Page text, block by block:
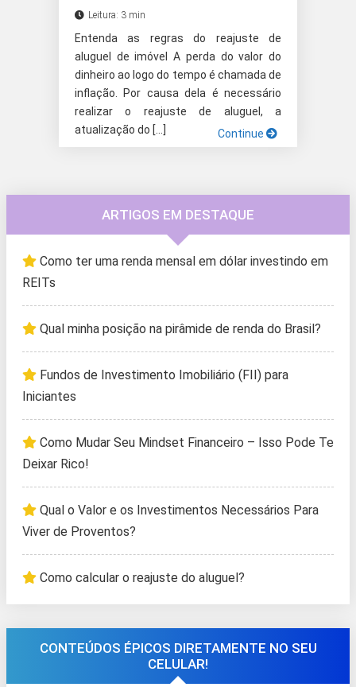
Leitura: 3 min
Entenda as regras do reajuste de
aluguel de imóvel A perda do valor do
dinheiro ao logo do tempo é chamada de
inflação. Por causa dela é necessário
realizar o reajuste de aluguel, a
atualização do […]
Continue
ARTIGOS EM DESTAQUE
Como ter uma renda mensal em dólar investindo em
REITs
Qual minha posição na pirâmide de renda do Brasil?
Fundos de Investimento Imobiliário (FII) para
Iniciantes
Como Mudar Seu Mindset Financeiro – Isso Pode Te
Deixar Rico!
Qual o Valor e os Investimentos Necessários Para
Viver de Proventos?
Como calcular o reajuste do aluguel?
CONTEÚDOS ÉPICOS DIRETAMENTE NO SEU
CELULAR!